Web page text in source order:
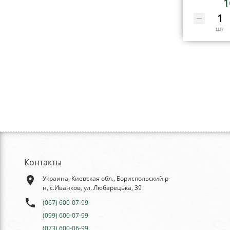
шт
Контакты
place
Украина, Киевская обл., Бориспольский р-
н, с.Иванков, ул. Любарецька, 39
phone
(067) 600-07-99
(099) 600-07-99